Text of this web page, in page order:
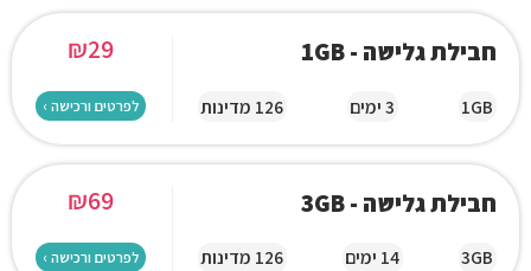
חבילת גלישה - 1GB
1GB 3 ימים 126 מדינות
₪29
לפרטים ורכישה ›
חבילת גלישה - 3GB
3GB 14 ימים 126 מדינות
₪69
לפרטים ורכישה ›